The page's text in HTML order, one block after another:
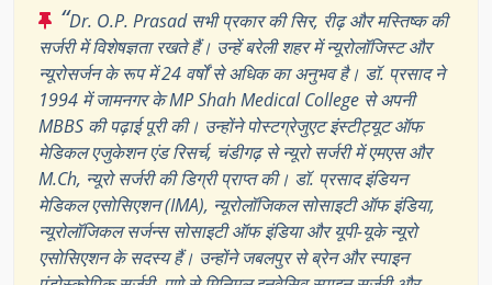
“Dr. O.P. Prasad सभी प्रकार की सिर, रीढ़ और मस्तिष्क की
सर्जरी में विशेषज्ञता रखते हैं। उन्हें बरेली शहर में न्यूरोलॉजिस्ट और
न्यूरोसर्जन के रूप में 24 वर्षों से अधिक का अनुभव है। डॉ. प्रसाद ने
1994 में जामनगर के MP Shah Medical College से अपनी
MBBS की पढ़ाई पूरी की। उन्होंने पोस्टग्रेजुएट इंस्टीट्यूट ऑफ
मेडिकल एजुकेशन एंड रिसर्च, चंडीगढ़ से न्यूरो सर्जरी में एमएस और
M.Ch, न्यूरो सर्जरी की डिग्री प्राप्त की। डॉ. प्रसाद इंडियन
मेडिकल एसोसिएशन (IMA), न्यूरोलॉजिकल सोसाइटी ऑफ इंडिया,
न्यूरोलॉजिकल सर्जन्स सोसाइटी ऑफ इंडिया और यूपी-यूके न्यूरो
एसोसिएशन के सदस्य हैं। उन्होंने जबलपुर से ब्रेन और स्पाइन